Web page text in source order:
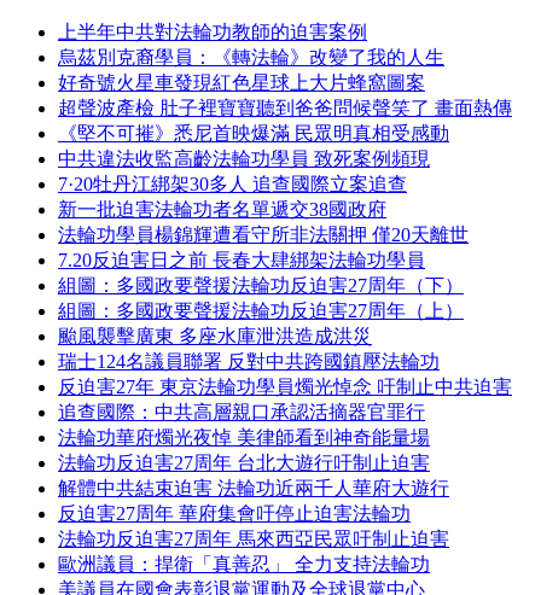
上半年中共對法輪功教師的迫害案例
烏茲別克裔學員：《轉法輪》改變了我的人生
好奇號火星車發現紅色星球上大片蜂窩圖案
超聲波產檢 肚子裡寶寶聽到爸爸問候聲笑了 畫面熱傳
《堅不可摧》悉尼首映爆滿 民眾明真相受感動
中共違法收監高齡法輪功學員 致死案例頻現
7·20牡丹江綁架30多人 追查國際立案追查
新一批迫害法輪功者名單遞交38國政府
法輪功學員楊錦輝遭看守所非法關押 僅20天離世
7.20反迫害日之前 長春大肆綁架法輪功學員
組圖：多國政要聲援法輪功反迫害27周年（下）
組圖：多國政要聲援法輪功反迫害27周年（上）
颱風襲擊廣東 多座水庫泄洪造成洪災
瑞士124名議員聯署 反對中共跨國鎮壓法輪功
反迫害27年 東京法輪功學員燭光悼念 吁制止中共迫害
追查國際：中共高層親口承認活摘器官罪行
法輪功華府燭光夜悼 美律師看到神奇能量場
法輪功反迫害27周年 台北大遊行吁制止迫害
解體中共結束迫害 法輪功近兩千人華府大遊行
反迫害27周年 華府集會吁停止迫害法輪功
法輪功反迫害27周年 馬來西亞民眾吁制止迫害
歐洲議員：捍衛「真善忍」 全力支持法輪功
美議員在國會表彰退黨運動及全球退黨中心